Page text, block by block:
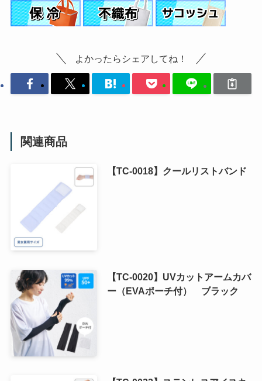
よかったらシェアしてね！
関連商品
【TC-0018】クールリストバンド
【TC-0020】UVカットアームカバ
ー（EVAポーチ付） ブラック